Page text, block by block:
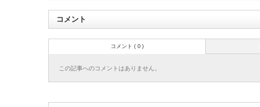
コメント
コメント ( 0 )
この記事へのコメントはありません。